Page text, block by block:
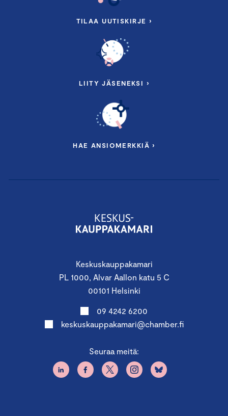
Keskuskauppakamari
PL 1000, Alvar Aallon katu 5 C
00101 Helsinki
09 4242 6200
keskuskauppakamari@chamber.fi
Seuraa meitä:
TILAA UUTISKIRJE ›
LIITY JÄSENEKSI ›
HAE ANSIOMERKKIÄ ›